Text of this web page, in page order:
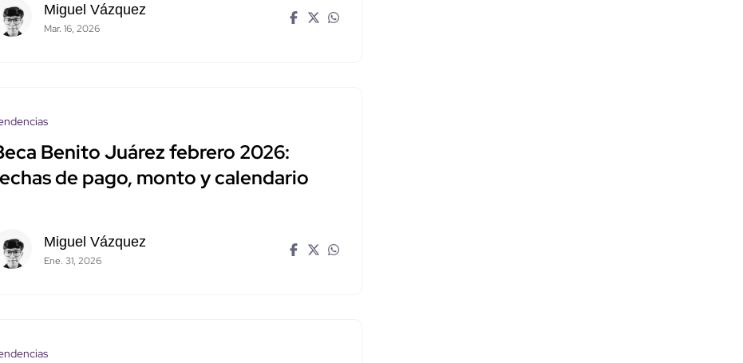
Miguel Vázquez
Mar. 16, 2026
Benito Juárez febrero 2026:
de pago, monto y calendario
Miguel Vázquez
Ene. 31, 2026